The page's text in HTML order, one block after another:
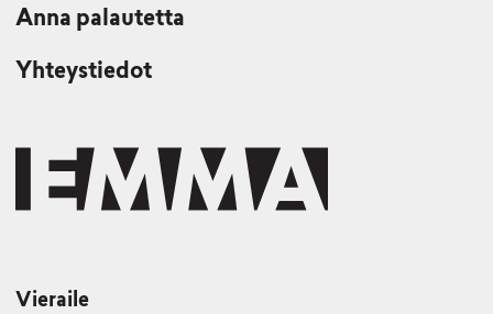
Anna palautetta
Yhteystiedot
Vieraile